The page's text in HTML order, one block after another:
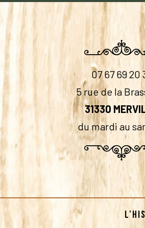
07 67 69 20
5 rue de la
31330
du mardi au